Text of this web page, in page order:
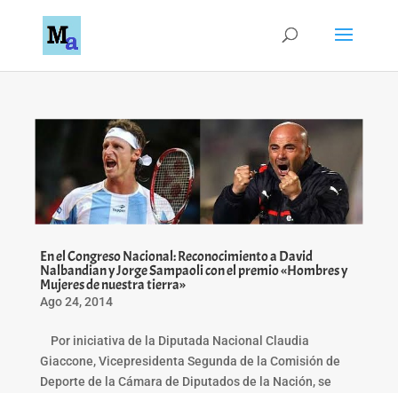
En el Congreso Nacional: Reconocimiento a David
Nalbandian y Jorge Sampaoli con el premio «Hombres y
Mujeres de nuestra tierra»
Ago 24, 2014
Por iniciativa de la Diputada Nacional Claudia
Giaccone, Vicepresidenta Segunda de la Comisión de
Deporte de la Cámara de Diputados de la Nación, se